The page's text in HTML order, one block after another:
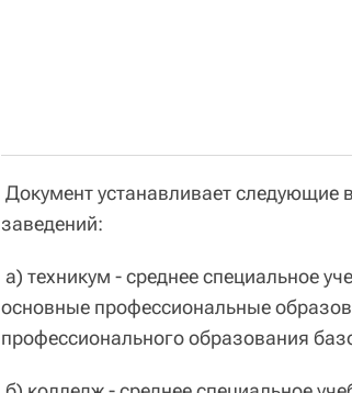
Документ устанавливает следующие
заведений:
а) техникум - среднее специальное
основные профессиональные
профессионального образования